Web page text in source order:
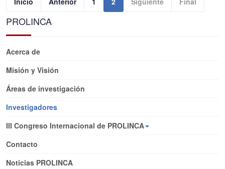
PROLINCA
Acerca de
Misión y Visión
Áreas de investigación
Investigadores
III Congreso Internacional de PROLINCA
Contacto
Noticias PROLINCA